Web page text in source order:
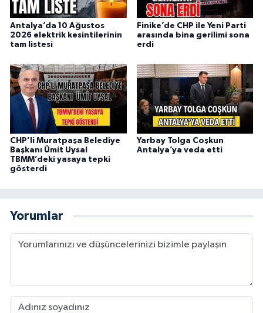
Antalya’da 10 Ağustos
2026 elektrik kesintilerinin
tam listesi
Finike’de CHP ile Yeni Parti
arasında bina gerilimi sona
erdi
CHP’li Muratpaşa Belediye
Başkanı Ümit Uysal
TBMM’deki yasaya tepki
gösterdi
Yarbay Tolga Coşkun
Antalya’ya veda etti
Yorumlar